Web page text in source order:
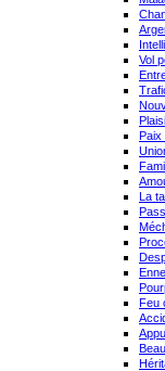
Vol
Paix
La
Feu